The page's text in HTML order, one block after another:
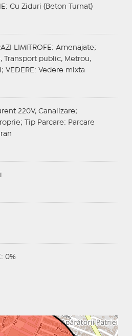
: Cu Ziduri (Beton Turnat)
LIMITROFE : Amenajate;
Transport public, Metrou,
VEDERE : Vedere mixta
220V, Canalizare;
Tip Parcare: Parcare
0%